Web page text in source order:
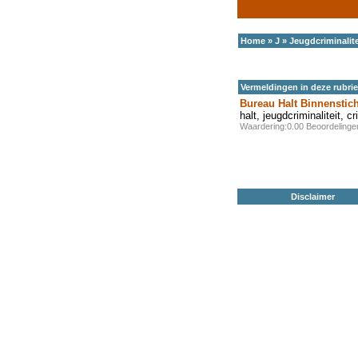
Home » J »
Vermeldingen in deze
Bureau Halt
halt, jeugdcriminaliteit,
Waardering:0.00
Disclaimer